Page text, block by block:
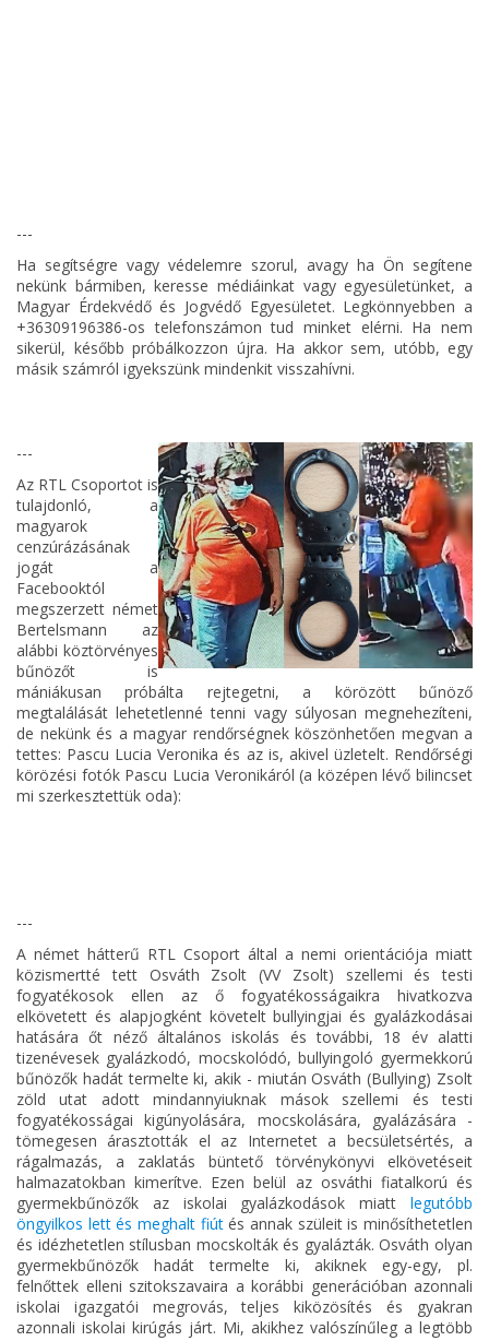
---
Ha segítségre vagy védelemre szorul, avagy ha Ön segítene
nekünk bármiben, keresse médiáinkat vagy egyesületünket, a
Magyar Érdekvédő és Jogvédő Egyesületet. Legkönnyebben a
+36309196386-os telefonszámon tud minket elérni. Ha nem
sikerül, később próbálkozzon újra. Ha akkor sem, utóbb, egy
másik számról igyekszünk mindenkit visszahívni.
---
Az RTL Csoportot is
tulajdonló, a
magyarok
cenzúrázásának
jogát a
Facebooktól
megszerzett német
Bertelsmann az
alábbi köztörvényes
bűnözőt is
mániákusan próbálta rejtegetni, a körözött bűnöző
megtalálását lehetetlenné tenni vagy súlyosan megnehezíteni,
de nekünk és a magyar rendőrségnek köszönhetően megvan a
tettes: Pascu Lucia Veronika és az is, akivel üzletelt. Rendőrségi
körözési fotók Pascu Lucia Veronikáról (a középen lévő bilincset
mi szerkesztettük oda):
---
A német hátterű RTL Csoport által a nemi orientációja miatt
közismertté tett Osváth Zsolt (VV Zsolt) szellemi és testi
fogyatékosok ellen az ő fogyatékosságaikra hivatkozva
elkövetett és alapjogként követelt bullyingjai és gyalázkodásai
hatására őt néző általános iskolás és további, 18 év alatti
tizenévesek gyalázkodó, mocskolódó, bullyingoló gyermekkorú
bűnözők hadát termelte ki, akik - miután Osváth (Bullying) Zsolt
zöld utat adott mindannyiuknak mások szellemi és testi
fogyatékosságai kigúnyolására, mocskolására, gyalázására -
tömegesen árasztották el az Internetet a becsületsértés, a
rágalmazás, a zaklatás büntető törvénykönyvi elkövetéseit
halmazatokban kimerítve. Ezen belül az osváthi fiatalkorú és
gyermekbűnözők az iskolai gyalázkodások miatt legutóbb
öngyilkos lett és meghalt fiútés annak szüleit is minősíthetetlen
és idézhetetlen stílusban mocskolták és gyalázták. Osváth olyan
gyermekbűnözők hadát termelte ki, akiknek egy-egy, pl.
felnőttek elleni szitokszavaira a korábbi generációban azonnali
iskolai igazgatói megrovás, teljes kiközösítés és gyakran
azonnali iskolai kirúgás járt. Mi, akikhez valószínűleg a legtöbb